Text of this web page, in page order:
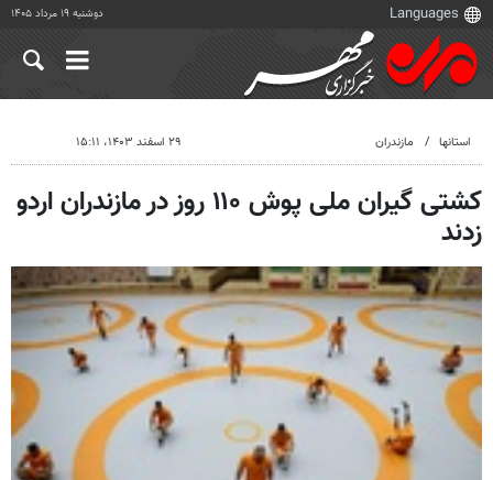
دوشنبه ۱۹ مرداد ۱۴۰۵
استانها مازندران ۲۹ اسفند ۱۴۰۳، ۱۵:۱۱
کشتی گیران ملی پوش ۱۱۰ روز در مازندران اردو
زدند